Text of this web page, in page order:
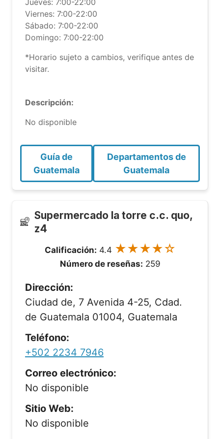
Jueves: 7:00-22:00
Viernes: 7:00-22:00
Sábado: 7:00-22:00
Domingo: 7:00-22:00
*Horario sujeto a cambios, verifique antes de
visitar.
Descripción:
No disponible
Guía de
Guatemala
Departamentos de
Guatemala
Supermercado la torre c.c. quo,
z4
Calificación: 4.4 ★★★★☆
Número de reseñas: 259
Dirección:
Ciudad de, 7 Avenida 4-25, Cdad.
de Guatemala 01004, Guatemala
Teléfono:
+502 2234 7946
Correo electrónico:
No disponible
Sitio Web:
No disponible